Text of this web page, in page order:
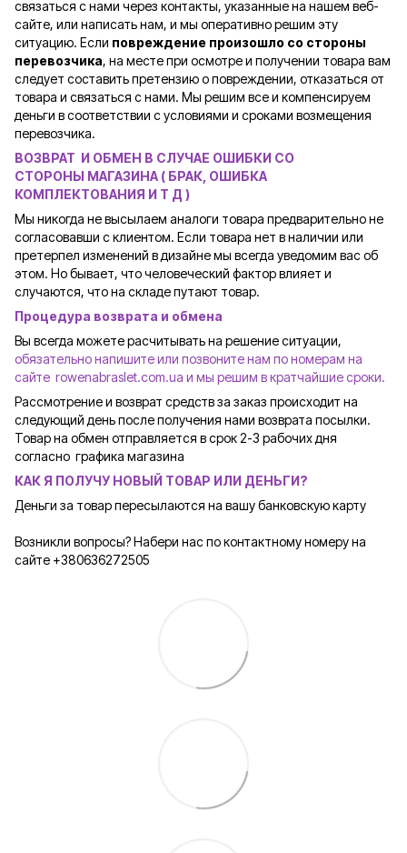
связаться с нами через контакты, указанные на нашем веб-
сайте, или написать нам, и мы оперативно решим эту
ситуацию. Если повреждение произошло со стороны
перевозчика, на месте при осмотре и получении товара вам
следует составить претензию о повреждении, отказаться от
товара и связаться с нами. Мы решим все и компенсируем
деньги в соответствии с условиями и сроками возмещения
перевозчика.
ВОЗВРАТ И ОБМЕН В СЛУЧАЕ ОШИБКИ СО
СТОРОНЫ МАГАЗИНА ( БРАК, ОШИБКА
КОМПЛЕКТОВАНИЯ И Т Д )
Мы никогда не высылаем аналоги товара предварительно не
согласовавши с клиентом. Если товара нет в наличии или
претерпел изменений в дизайне мы всегда уведомим вас об
этом. Но бывает, что человеческий фактор влияет и
случаются, что на складе путают товар.
Процедура возврата и обмена
Вы всегда можете расчитывать на решение ситуации,
обязательно напишите или позвоните нам по номерам на
сайте rowenabraslet.com.ua и мы решим в кратчайшие сроки.
Рассмотрение и возврат средств за заказ происходит на
следующий день после получения нами возврата посылки.
Товар на обмен отправляется в срок 2-3 рабочих дня
согласно графика магазина
КАК Я ПОЛУЧУ НОВЫЙ ТОВАР ИЛИ ДЕНЬГИ?
Деньги за товар пересылаются на вашу банковскую карту
Возникли вопросы? Набери нас по контактному номеру на
сайте +380636272505